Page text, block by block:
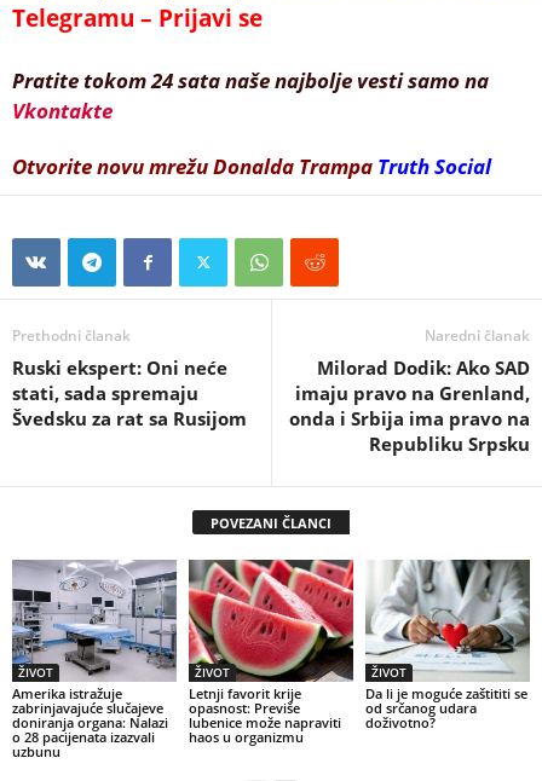
Telegramu – Prijavi se
Pratite tokom 24 sata naše najbolje vesti samo na
Vkontakte
Otvorite novu mrežu Donalda Trampa Truth Social
Prethodni članak
Ruski ekspert: Oni neće
stati, sada spremaju
Švedsku za rat sa Rusijom
Naredni članak
Milorad Dodik: Ako SAD
imaju pravo na Grenland,
onda i Srbija ima pravo na
Republiku Srpsku
POVEZANI ČLANCI
ŽIVOT
Amerika istražuje
zabrinjavajuće slučajeve
doniranja organa: Nalazi
o 28 pacijenata izazvali
uzbunu
ŽIVOT
Letnji favorit krije
opasnost: Previše
lubenice može napraviti
haos u organizmu
ŽIVOT
Da li je moguće zaštititi se
od srčanog udara
doživotno?